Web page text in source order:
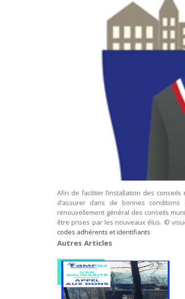
Afin de faciliter l’installation des
d’assurer dans de bonnes
renouvellement général des conseils
être prises par les nouveaux élus. ©
codes adhérents et identifiants
Autres Articles